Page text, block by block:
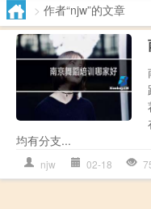
> 作者“njw”的文章
均有分支...
njw 02-18